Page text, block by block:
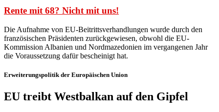
Rente mit 68? Nicht mit uns!
Die Aufnahme von EU-Beitrittsverhandlungen wurde durch den
französischen Präsidenten zurückgewiesen, obwohl die EU-
Kommission Albanien und Nordmazedonien im vergangenen Jahr
die Voraussetzung dafür bescheinigt hat.
Erweiterungspolitik der Europäischen Union
EU treibt Westbalkan auf den Gipfel